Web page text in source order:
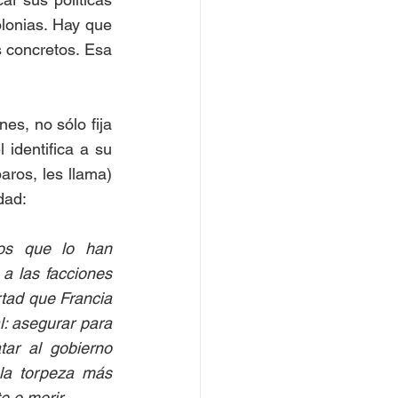
Hay que
Esa
no sólo fija
identifica a su
les llama)
que lo han
las facciones
que Francia
asegurar para
al gobierno
torpeza más